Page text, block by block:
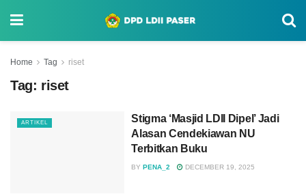
Home Tag riset
Tag: riset
ARTIKEL
Stigma ‘Masjid LDII Dipel’ Jadi
Alasan Cendekiawan NU
Terbitkan Buku
BY PENA_2 DECEMBER 19, 2025